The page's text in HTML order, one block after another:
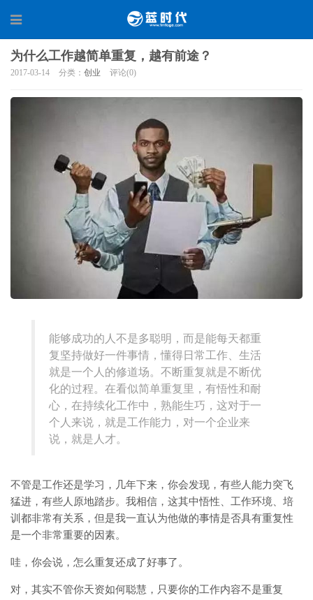
为什么工作越简单重复，越有前途？
2017-03-14 分类： 创业 评论(0)
能够成功的人不是多聪明，而是能每天都重
复坚持做好一件事情，懂得日常工作、生活
就是一个人的修道场。不断重复就是不断优
化的过程。在看似简单重复里，有悟性和耐
心，在持续化工作中，熟能生巧，这对于一
个人来说，就是工作能力，对一个企业来
说，就是人才。
不管是工作还是学习，几年下来，你会发现，有些人能力突飞
猛进，有些人原地踏步。我相信，这其中悟性、工作环境、培
训都非常有关系，但是我一直认为他做的事情是否具有重复性
是一个非常重要的因素。
哇，你会说，怎么重复还成了好事了。
对，其实不管你天资如何聪慧，只要你的工作内容不是重复